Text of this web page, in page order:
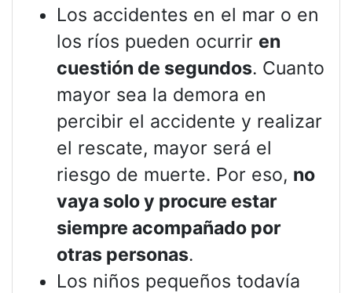
Los accidentes en el mar o en
los ríos pueden ocurrir en
cuestión de segundos. Cuanto
mayor sea la demora en
percibir el accidente y realizar
el rescate, mayor será el
riesgo de muerte. Por eso, no
vaya solo y procure estar
siempre acompañado por
otras personas.
Los niños pequeños todavía